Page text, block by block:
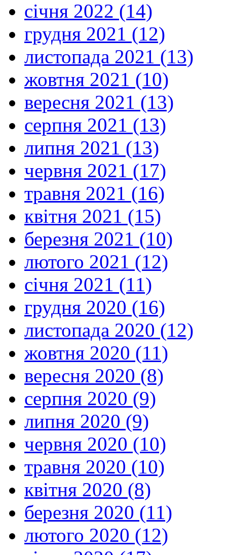
січня 2022 (14)
грудня 2021 (12)
листопада 2021 (13)
жовтня 2021 (10)
вересня 2021 (13)
серпня 2021 (13)
липня 2021 (13)
червня 2021 (17)
травня 2021 (16)
квітня 2021 (15)
березня 2021 (10)
лютого 2021 (12)
січня 2021 (11)
грудня 2020 (16)
листопада 2020 (12)
жовтня 2020 (11)
вересня 2020 (8)
серпня 2020 (9)
липня 2020 (9)
червня 2020 (10)
травня 2020 (10)
квітня 2020 (8)
березня 2020 (11)
лютого 2020 (12)